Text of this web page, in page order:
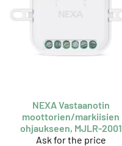
NEXA Vastaanotin
moottorien/markiisien
ohjaukseen, MJLR-2001
Ask for the price